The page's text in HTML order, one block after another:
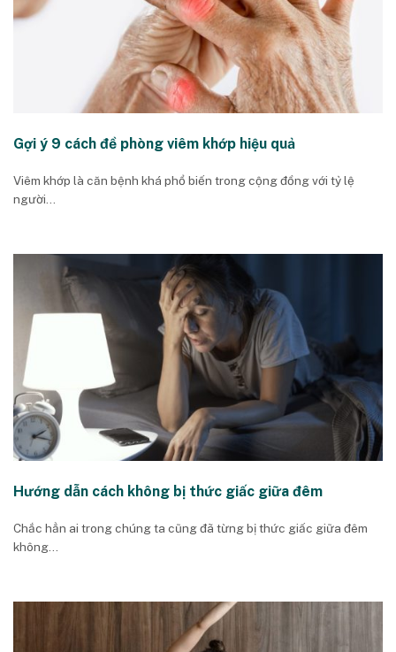
Gợi ý 9 cách đề phòng viêm khớp hiệu quả
Viêm khớp là căn bệnh khá phổ biến trong cộng đồng với tỷ lệ
người...
Hướng dẫn cách không bị thức giấc giữa đêm
Chắc hẳn ai trong chúng ta cũng đã từng bị thức giấc giữa đêm
không...